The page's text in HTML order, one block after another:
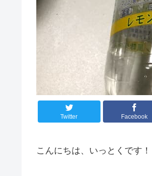
Twitter Facebook
こんにちは、いっとくです！